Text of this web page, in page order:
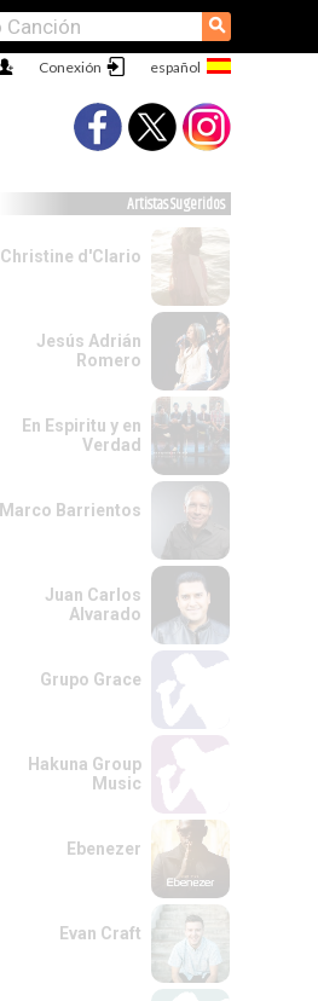
⚲
Conexión
Artistas Sugeridos
Christine d'Clario
Jesús Adrián
Romero
En Espiritu y en
Verdad
Marco Barrientos
Juan Carlos
Alvarado
Grupo Grace
Hakuna Group
Music
Ebenezer
Evan Craft